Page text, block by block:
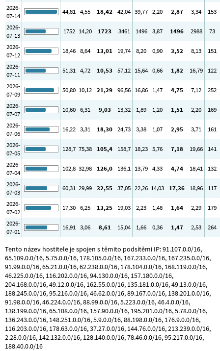
2026-
07-14
44,81 4,55 18,42 42,04 39,77 2,20 2,87 3,34
153
2026-
07-13
1752 14,20 1723 3461 1496 3,87 1496 2988
73
2026-
07-12
18,46 8,64 13,01 19,74 8,20 0,90 3,52 8,13
151
2026-
07-11
51,31 4,72 10,53 57,12 15,64 0,66 1,82 16,79
122
2026-
07-09
50,80 10,12 21,29 96,56 16,86 1,47 4,75 7,12
252
2026-
07-07
10,60 6,31 9,03 13,32 1,89 1,20 1,51 2,20
169
2026-
07-06
16,22 3,31 18,30 24,73 3,38 1,07 2,95 3,71
161
2026-
07-05
128,7 75,38 105,4 158,7 18,23 5,76 7,18 19,66
141
2026-
07-04
102,8 32,98 126,0 136,1 13,79 4,33 4,74 18,41
132
2026-
07-03
60,31 29,99 32,55 37,05 22,26 14,03 17,36 18,96
117
2026-
07-02
17,30 6,25 13,25 19,03 2,23 1,48 1,64 2,29
179
2026-
07-01
16,91 3,06 8,61 15,04 1,66 0,36 1,47 2,53 264
Tento název hostitele je spojen s těmito podsítěmi IP: 91.107.0.0/16,
65.109.0.0/16, 5.75.0.0/16, 178.105.0.0/16, 167.233.0.0/16, 167.235.0.0/16,
91.99.0.0/16, 65.21.0.0/16, 62.238.0.0/16, 178.104.0.0/16, 168.119.0.0/16,
46.225.0.0/16, 116.202.0.0/16, 94.130.0.0/16, 157.180.0.0/16,
204.168.0.0/16, 49.12.0.0/16, 162.55.0.0/16, 135.181.0.0/16, 49.13.0.0/16,
188.245.0.0/16, 95.216.0.0/16, 46.62.0.0/16, 89.167.0.0/16, 138.201.0.0/16,
91.98.0.0/16, 46.224.0.0/16, 88.99.0.0/16, 5.223.0.0/16, 46.4.0.0/16,
138.199.0.0/16, 65.108.0.0/16, 157.90.0.0/16, 195.201.0.0/16, 5.78.0.0/16,
136.243.0.0/16, 148.251.0.0/16, 5.9.0.0/16, 88.198.0.0/16, 176.9.0.0/16,
116.203.0.0/16, 178.63.0.0/16, 37.27.0.0/16, 144.76.0.0/16, 213.239.0.0/16,
2.28.0.0/16, 142.132.0.0/16, 128.140.0.0/16, 78.46.0.0/16, 95.217.0.0/16,
188.40.0.0/16